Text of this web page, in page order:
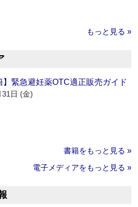
もっと見る »
】緊急避妊薬OTC適正販売ガイド
31日 (金)
書籍をもっと見る »
電子メディアをもっと見る »